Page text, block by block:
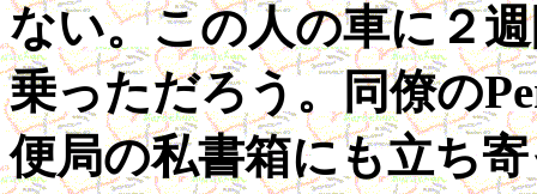
ない。この人の車に２
乗っただろう。同僚の
便局の私書箱にも立ち